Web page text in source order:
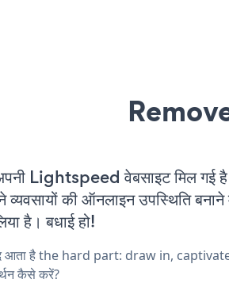
Lightspeed वेबसाइट मिल गई
की ऑनलाइन उपस्थिति बनाने
है। बधाई हो!
आता है the hard part: draw in,
कैसे करें?